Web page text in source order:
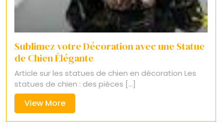
Sublimez votre Décoration avec une Statue
de Chien Élégante
Article sur les statues de chien en décoration Les
statues de chien : des pièces [...]
View MoreView
More